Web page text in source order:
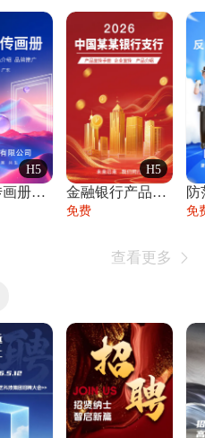
H5
企业宣传画册公司简介产品介绍业务宣传手册
H5
金融银行产品宣传手册企业宣传产品介绍
免费
防
免
查看更多 